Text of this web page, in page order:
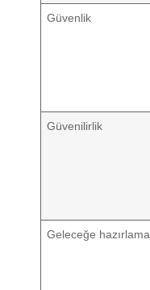
Güvenlik
Güvenilirlik
Geleceğe hazırlama